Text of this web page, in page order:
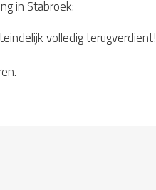
in Stabroek:
volledig terugverdient!